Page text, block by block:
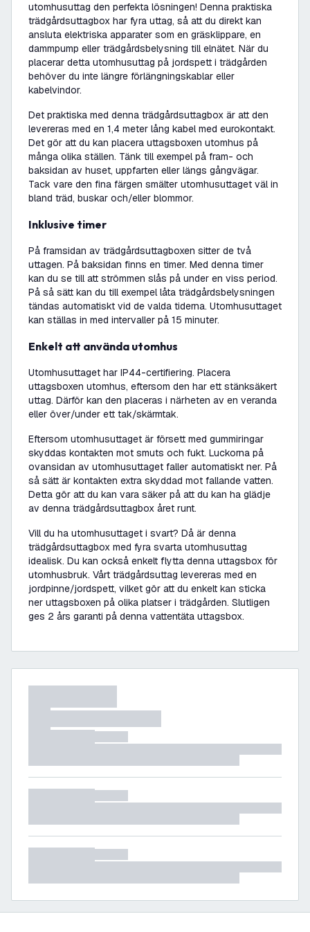
utomhusuttag den perfekta lösningen! Denna praktiska
trädgårdsuttagbox har fyra uttag, så att du direkt kan
ansluta elektriska apparater som en gräsklippare, en
dammpump eller trädgårdsbelysning till elnätet. När du
placerar detta utomhusuttag på jordspett i trädgården
behöver du inte längre förlängningskablar eller
kabelvindor.
Det praktiska med denna trädgårdsuttagbox är att den
levereras med en 1,4 meter lång kabel med eurokontakt.
Det gör att du kan placera uttagsboxen utomhus på
många olika ställen. Tänk till exempel på fram- och
baksidan av huset, uppfarten eller längs gångvägar.
Tack vare den fina färgen smälter utomhusuttaget väl in
bland träd, buskar och/eller blommor.
Inklusive timer
På framsidan av trädgårdsuttagboxen sitter de två
uttagen. På baksidan finns en timer. Med denna timer
kan du se till att strömmen slås på under en viss period.
På så sätt kan du till exempel låta trädgårdsbelysningen
tändas automatiskt vid de valda tiderna. Utomhusuttaget
kan ställas in med intervaller på 15 minuter.
Enkelt att använda utomhus
Utomhusuttaget har IP44-certifiering. Placera
uttagsboxen utomhus, eftersom den har ett stänksäkert
uttag. Därför kan den placeras i närheten av en veranda
eller över/under ett tak/skärmtak.
Eftersom utomhusuttaget är försett med gummiringar
skyddas kontakten mot smuts och fukt. Luckorna på
ovansidan av utomhusuttaget faller automatiskt ner. På
så sätt är kontakten extra skyddad mot fallande vatten.
Detta gör att du kan vara säker på att du kan ha glädje
av denna trädgårdsuttagbox året runt.
Vill du ha utomhusuttaget i svart? Då är denna
trädgårdsuttagbox med fyra svarta utomhusuttag
idealisk. Du kan också enkelt flytta denna uttagsbox för
utomhusbruk. Vårt trädgårdsuttag levereras med en
jordpinne/jordspett, vilket gör att du enkelt kan sticka
ner uttagsboxen på olika platser i trädgården. Slutligen
ges 2 års garanti på denna vattentäta uttagsbox.